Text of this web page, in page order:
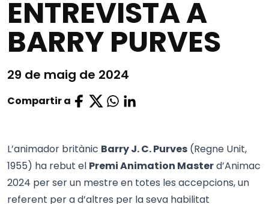
ENTREVISTA A
BARRY PURVES
29 de maig de 2024
Compartir a
L’animador britànic Barry J. C. Purves (Regne Unit,
1955) ha rebut el Premi Animation Masterd’Animac
2024 per ser un mestre en totes les accepcions, un
referent per a d’altres per la seva habilitat